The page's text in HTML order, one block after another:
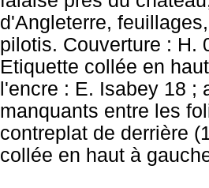
d'Angleterre,
pilotis. Couverture : H.
Etiquette collée en
l'encre : E. Isabey 18 ;
manquants entre les
contreplat de derrière
collée en haut à